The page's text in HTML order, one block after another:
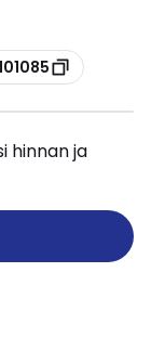
hinnan ja